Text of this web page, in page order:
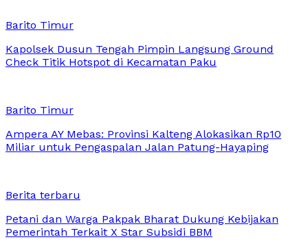
Barito Timur
Kapolsek Dusun Tengah Pimpin Langsung Ground
Check Titik Hotspot di Kecamatan Paku
Barito Timur
Ampera AY Mebas: Provinsi Kalteng Alokasikan Rp10
Miliar untuk Pengaspalan Jalan Patung-Hayaping
Berita terbaru
Petani dan Warga Pakpak Bharat Dukung Kebijakan
Pemerintah Terkait X Star Subsidi BBM